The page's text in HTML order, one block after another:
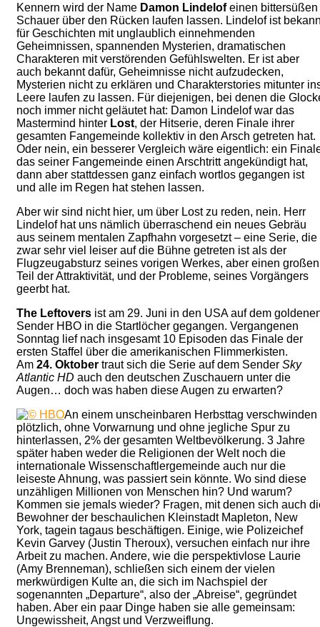
Kennern wird der Name Damon Lindelofeinen bittersüßen
Schauer über den Rücken laufen lassen. Lindelof ist
für Geschichten mit unglaublich einnehmenden
Geheimnissen, spannenden Mysterien, dramatischen
Charakteren mit verstörenden Gefühlswelten. Er ist aber
auch bekannt dafür, Geheimnisse nicht aufzudecken,
Mysterien nicht zu erklären und Charakterstories mitunter
Leere laufen zu lassen. Für diejenigen, bei denen die
noch immer nicht geläutet hat: Damon Lindelof war das
Mastermind hinter Lost, der Hitserie, deren Finale ihrer
gesamten Fangemeinde kollektiv in den Arsch getreten hat.
Oder nein, ein besserer Vergleich wäre eigentlich: ein
das seiner Fangemeinde einen Arschtritt angekündigt hat,
dann aber stattdessen ganz einfach wortlos gegangen ist
und alle im Regen hat stehen lassen.
Aber wir sind nicht hier, um über Lost zu reden, nein. Herr
Lindelof hat uns nämlich überraschend ein neues Gebräu
aus seinem mentalen Zapfhahn vorgesetzt – eine Serie, die
zwar sehr viel leiser auf die Bühne getreten ist als der
Flugzeugabsturz seines vorigen Werkes, aber einen großen
Teil der Attraktivität, und der Probleme, seines Vorgängers
geerbt hat.
The Leftovers ist am 29. Juni in den USA auf dem
Sender HBO in die Startlöcher gegangen. Vergangenen
Sonntag lief nach insgesamt 10 Episoden das Finale der
ersten Staffel über die amerikanischen Flimmerkisten.
Am 24. Oktober traut sich die Serie auf dem Sender Sky
Atlantic HD auch den deutschen Zuschauern unter die
Augen… doch was haben diese Augen zu erwarten?
An einem unscheinbaren Herbsttag verschwinden
plötzlich, ohne Vorwarnung und ohne jegliche Spur zu
hinterlassen, 2% der gesamten Weltbevölkerung. 3 Jahre
später haben weder die Religionen der Welt noch die
internationale Wissenschaftlergemeinde auch nur die
leiseste Ahnung, was passiert sein könnte. Wo sind diese
unzähligen Millionen von Menschen hin? Und warum?
Kommen sie jemals wieder? Fragen, mit denen sich auch
Bewohner der beschaulichen Kleinstadt Mapleton, New
York, tagein tagaus beschäftigen. Einige, wie Polizeichef
Kevin Garvey (Justin Theroux), versuchen einfach nur ihre
Arbeit zu machen. Andere, wie die perspektivlose Laurie
(Amy Brenneman), schließen sich einem der vielen
merkwürdigen Kulte an, die sich im Nachspiel der
sogenannten „Departure“, also der „Abreise“, gegründet
haben. Aber ein paar Dinge haben sie alle gemeinsam:
Ungewissheit, Angst und Verzweiflung.